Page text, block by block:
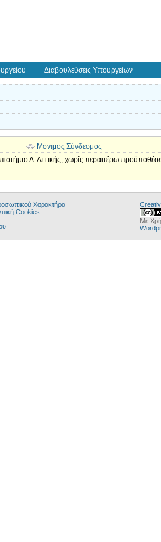
Διαβουλεύσεις Υπουργείων
Μόνιμος Σύνδεσμος
Δ. Αττικής, χωρίς περαιτέρω
Χαρακτήρα
Cookies
Με